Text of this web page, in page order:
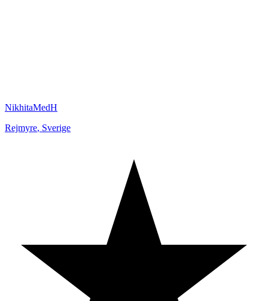
NikhitaMedH
Rejmyre, Sverige